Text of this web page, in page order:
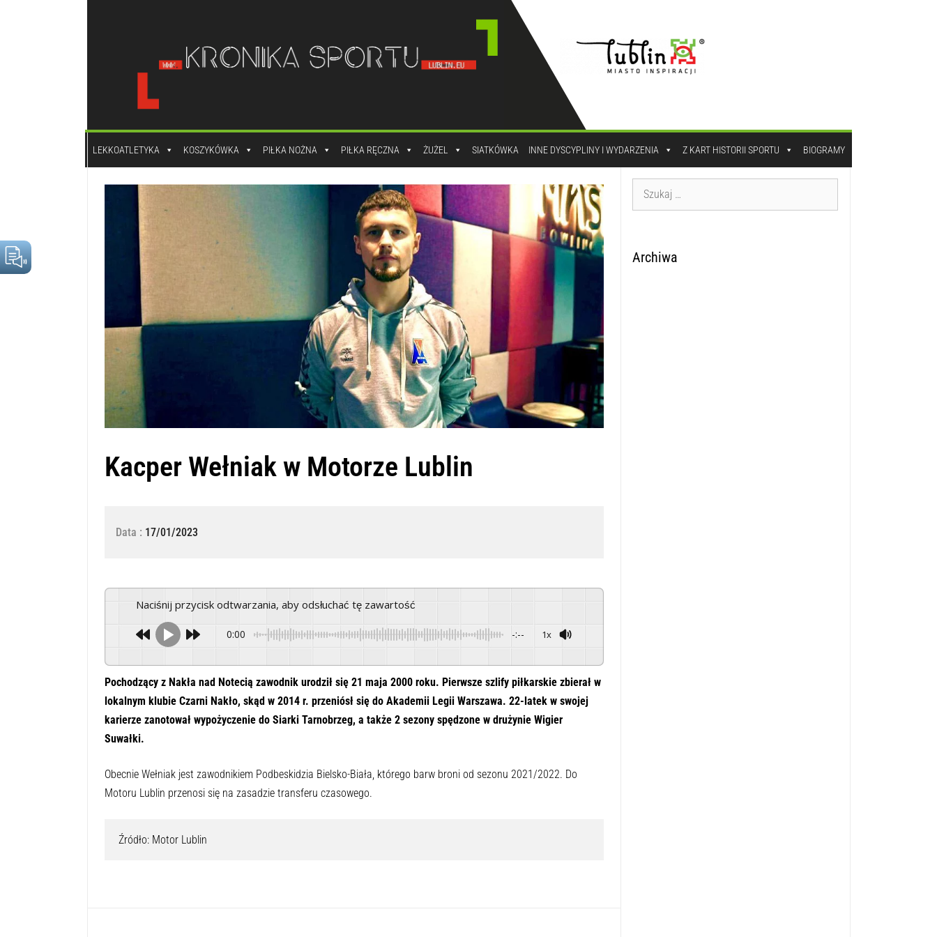
LEKKOATLETYKA KOSZYKÓWKA PIŁKA NOŻNA PIŁKA RĘCZNA ŻUŻEL SIATKÓWKA INNE DYSCYPLINY I WYDARZENIA Z KART HISTORII SPORTU BIOGRAMY
Kacper Wełniak w Motorze Lublin
Data : 17/01/2023
Naciśnij przycisk odtwarzania, aby odsłuchać tę zawartość
0:00 -:-- 1x
Pochodzący z Nakła nad Notecią zawodnik urodził się 21 maja 2000 roku. Pierwsze szlify piłkarskie zbierał w
lokalnym klubie Czarni Nakło, skąd w 2014 r. przeniósł się do Akademii Legii Warszawa. 22-latek w swojej
karierze zanotował wypożyczenie do Siarki Tarnobrzeg, a także 2 sezony spędzone w drużynie Wigier
Suwałki.
Obecnie Wełniak jest zawodnikiem Podbeskidzia Bielsko-Biała, którego barw broni od sezonu 2021/2022. Do
Motoru Lublin przenosi się na zasadzie transferu czasowego.
Źródło: Motor Lublin
Archiwa